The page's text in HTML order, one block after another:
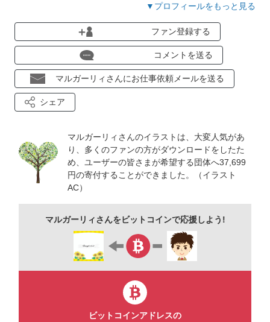
グラフィックデザイナーとしてデザイン会社に15年勤務
会社解散後フリーランスとしてストックイラストと受注のデザ
イン業務をしております。
▼プロフィールをもっと見る
ファン登録する
コメントを送る
マルガーリィさんにお仕事依頼メールを送る
シェア
マルガーリィさんのイラストは、大変人気があ
り、多くのファンの方がダウンロードをしたた
め、ユーザーの皆さまが希望する団体へ37,699
円の寄付することができました。（イラスト
AC）
マルガーリィさんをビットコインで応援しよう!
ビットコインアドレスの